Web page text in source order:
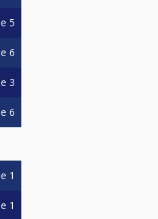
5
6
3
6
1
1